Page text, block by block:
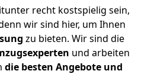
recht kostspielig sein,
wir sind hier, um Ihnen
zu bieten. Wir sind die
und arbeiten
die besten Angebote und